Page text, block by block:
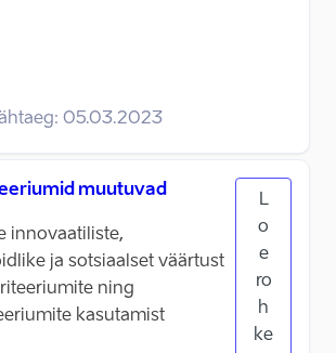
05.03.2023
muutuvad
innovaatiliste,
ja sotsiaalset väärtust
ning
kasutamist
L
o
e
ro
h
ke